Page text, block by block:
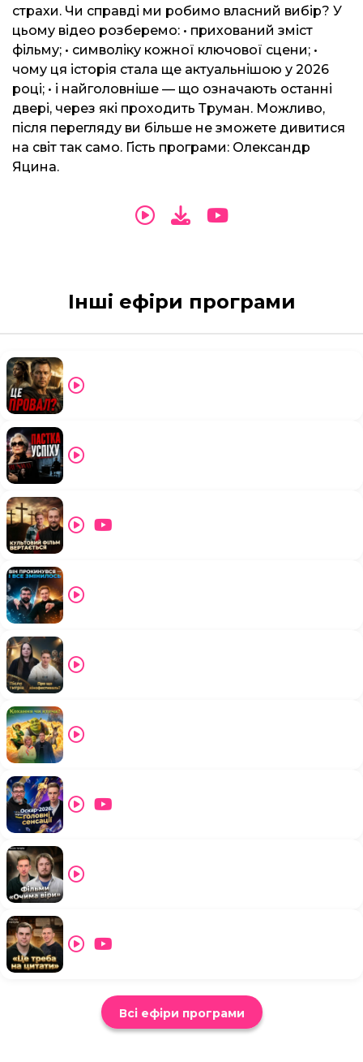
страхи. Чи справді ми робимо власний вибір? У
цьому відео розберемо: • прихований зміст
фільму; • символіку кожної ключової сцени; •
чому ця історія стала ще актуальнішою у 2026
році; • і найголовніше — що означають останні
двері, через які проходить Труман. Можливо,
після перегляду ви більше не зможете дивитися
на світ так само. Гість програми: Олександр
Яцина.
Інші ефіри програми
Всі ефіри програми